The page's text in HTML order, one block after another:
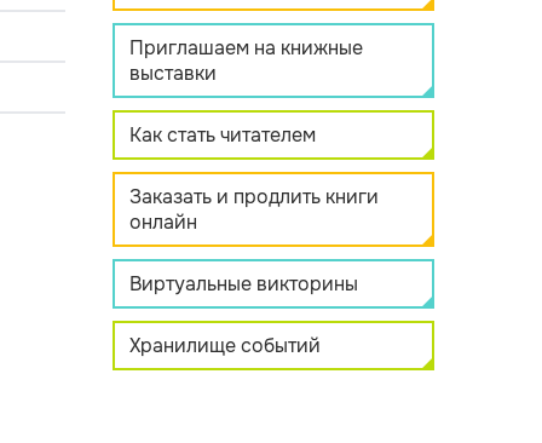
Приглашаем на книжные
выставки
Как стать читателем
Заказать и продлить книги
онлайн
Виртуальные викторины
Хранилище событий